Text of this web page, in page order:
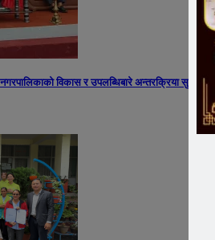
विकास र उपलब्धिबारे अन्तरक्रिया सुरू